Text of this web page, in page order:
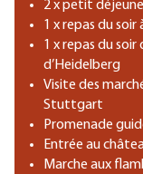
2 x petit
1 x repas du soir
1 x repas du
d’Heidelberg
Visite des
Stuttgart
Promenade
Entrée au
Marche aux